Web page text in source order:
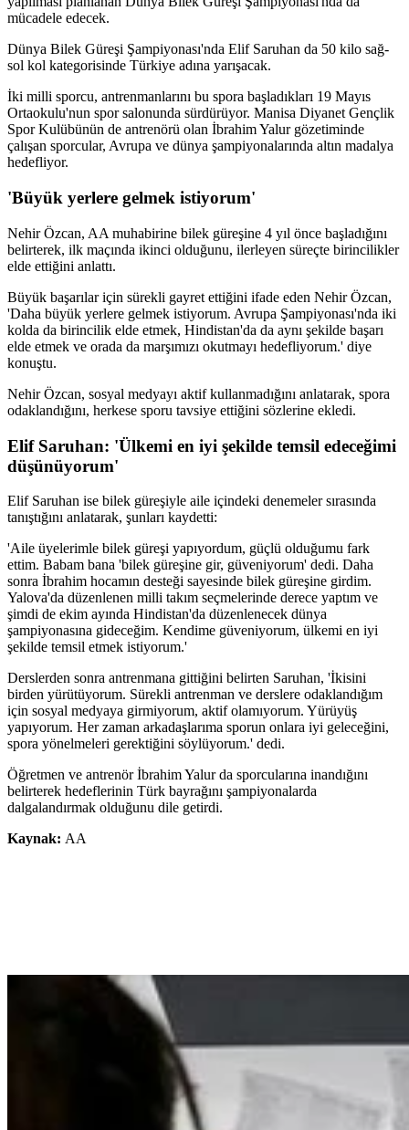
mücadele edecek.
Dünya Bilek Güreşi Şampiyonası'nda Elif Saruhan da 50 kilo sağ-
sol kol kategorisinde Türkiye adına yarışacak.
İki milli sporcu, antrenmanlarını bu spora başladıkları 19 Mayıs
Ortaokulu'nun spor salonunda sürdürüyor. Manisa Diyanet Gençlik
Spor Kulübünün de antrenörü olan İbrahim Yalur gözetiminde
çalışan sporcular, Avrupa ve dünya şampiyonalarında altın madalya
hedefliyor.
'Büyük yerlere gelmek istiyorum'
Nehir Özcan, AA muhabirine bilek güreşine 4 yıl önce başladığını
belirterek, ilk maçında ikinci olduğunu, ilerleyen süreçte birincilikler
elde ettiğini anlattı.
Büyük başarılar için sürekli gayret ettiğini ifade eden Nehir Özcan,
'Daha büyük yerlere gelmek istiyorum. Avrupa Şampiyonası'nda iki
kolda da birincilik elde etmek, Hindistan'da da aynı şekilde başarı
elde etmek ve orada da marşımızı okutmayı hedefliyorum.' diye
konuştu.
Nehir Özcan, sosyal medyayı aktif kullanmadığını anlatarak, spora
odaklandığını, herkese sporu tavsiye ettiğini sözlerine ekledi.
Elif Saruhan: 'Ülkemi en iyi şekilde temsil edeceğimi
düşünüyorum'
Elif Saruhan ise bilek güreşiyle aile içindeki denemeler sırasında
tanıştığını anlatarak, şunları kaydetti:
'Aile üyelerimle bilek güreşi yapıyordum, güçlü olduğumu fark
ettim. Babam bana 'bilek güreşine gir, güveniyorum' dedi. Daha
sonra İbrahim hocamın desteği sayesinde bilek güreşine girdim.
Yalova'da düzenlenen milli takım seçmelerinde derece yaptım ve
şimdi de ekim ayında Hindistan'da düzenlenecek dünya
şampiyonasına gideceğim. Kendime güveniyorum, ülkemi en iyi
şekilde temsil etmek istiyorum.'
Derslerden sonra antrenmana gittiğini belirten Saruhan, 'İkisini
birden yürütüyorum. Sürekli antrenman ve derslere odaklandığım
için sosyal medyaya girmiyorum, aktif olamıyorum. Yürüyüş
yapıyorum. Her zaman arkadaşlarıma sporun onlara iyi geleceğini,
spora yönelmeleri gerektiğini söylüyorum.' dedi.
Öğretmen ve antrenör İbrahim Yalur da sporcularına inandığını
belirterek hedeflerinin Türk bayrağını şampiyonalarda
dalgalandırmak olduğunu dile getirdi.
Kaynak: AA